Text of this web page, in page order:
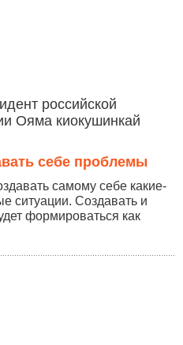
российской
Ояма киокушинкай
себе проблемы
самому себе какие-
ситуации. Создавать и
формироваться как